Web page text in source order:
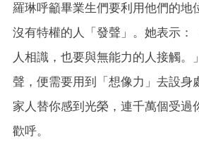
羅琳呼籲畢業生們要利用他們的地
沒有特權的人「發聲」。她表示：
人相識，也要與無能力的人接觸。
聲，便需要用到「想像力」去設身
家人替你感到光榮，連千萬個受過
歡呼。